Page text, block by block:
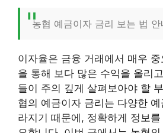
농협 예금이자 금리 보는 법
이자율은 금융 거래에서 매우
을 통해 보다 많은 수익을 올리
들이 주의 깊게 살펴보아야 할
협의 예금이자 금리는 다양한
라지기 때문에, 정확하게 정보